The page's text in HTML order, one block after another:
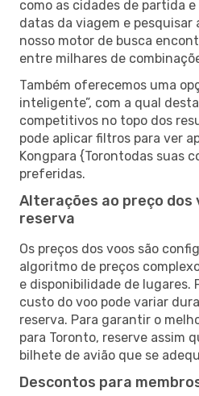
como as cidades de partida
datas da viagem e pesquisar
nosso motor de busca
entre milhares de
Também oferecemos uma
inteligente”, com a qual
competitivos no topo dos
pode aplicar filtros para ver
Kongpara {Torontodas suas
preferidas.
Alterações ao preço dos
reserva
Os preços dos voos são
algoritmo de preços
e disponibilidade de lugares.
custo do voo pode variar
reserva. Para garantir o
para Toronto, reserve assim
bilhete de avião que se
Descontos para